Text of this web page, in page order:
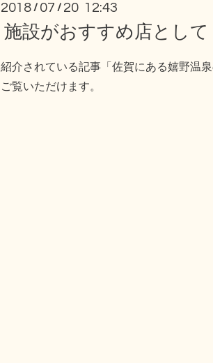
2018 / 07 / 20 12:43
施設がおすすめ店とし
紹介されている記事「佐賀にある嬉野温
ご覧いただけます。